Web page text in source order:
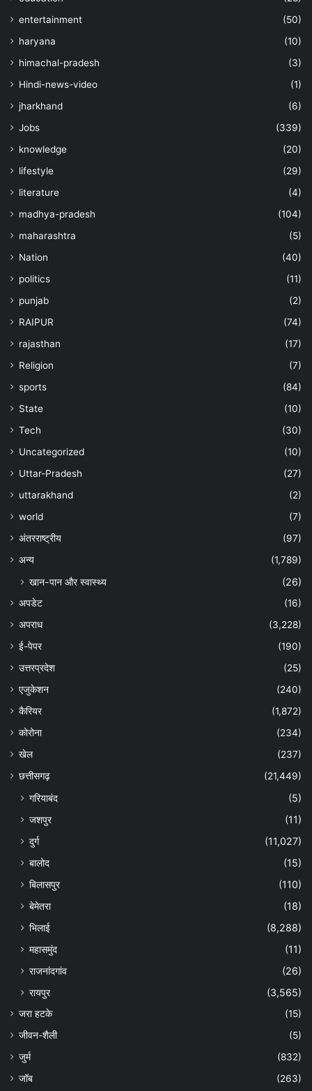
entertainment
(50)
haryana
(10)
himachal-pradesh
(3)
Hindi-news-video
(1)
jharkhand
(6)
Jobs
(339)
knowledge
(20)
lifestyle
(29)
literature
(4)
madhya-pradesh
(104)
maharashtra
(5)
Nation
(40)
politics
(11)
punjab
(2)
RAIPUR
(74)
rajasthan
(17)
Religion
(7)
sports
(84)
State
(10)
Tech
(30)
Uncategorized
(10)
Uttar-Pradesh
(27)
uttarakhand
(2)
world
(7)
अंतरराष्ट्रीय
(97)
अन्‍य
(1,789)
खान-पान और स्वास्थ्य (26)
अपडेट
(16)
अपराध
(3,228)
ई-पेपर
(190)
उत्तरप्रदेश
(25)
एजुकेशन
(240)
कैरियर
(1,872)
कोरोना
(234)
खेल
(237)
छत्तीसगढ़
(21,449)
गरियाबंद
(5)
जशपुर
(11)
दुर्ग
(11,027)
बालोद
(15)
बिलासपुर
(110)
बेमेतरा
(18)
भिलाई
(8,288)
महासमुंद
(11)
राजनांदगांव
(26)
रायपुर
(3,565)
जरा हटके
(15)
जीवन-शैली
(5)
जुर्म
(832)
जॉब
(263)